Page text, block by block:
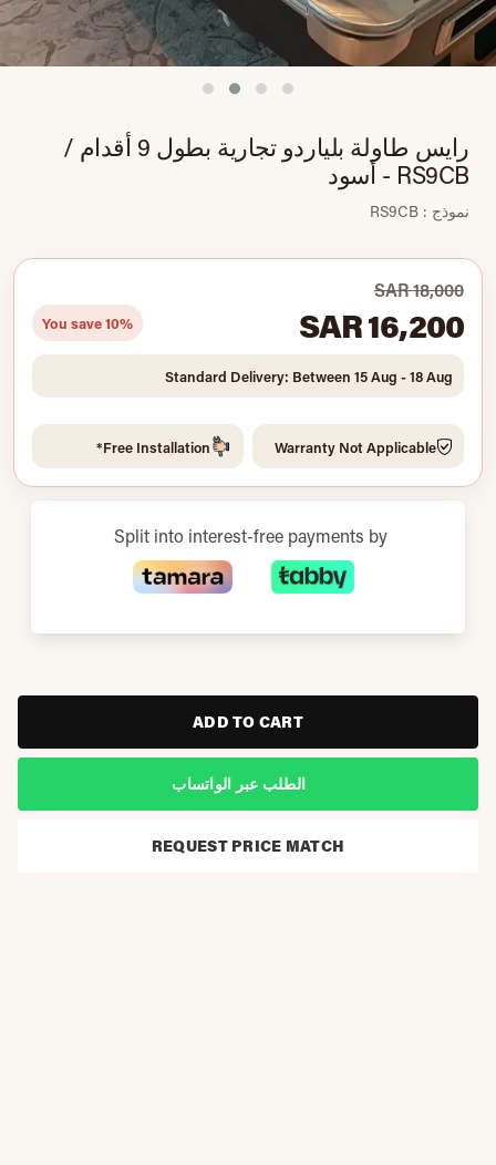
رايس طاولة بلياردو تجارية بطول 9 أقدام /
RS9CB - أسود
نموذج : RS9CB
SAR 18,000
SAR 16,200
You save 10%
Standard Delivery: Between 15 Aug - 18 Aug
Warranty Not Applicable
Free Installation*
Split into interest-free payments by
ADD TO CART
الطلب عبر الواتساب
REQUEST PRICE MATCH